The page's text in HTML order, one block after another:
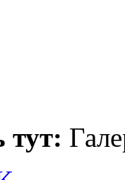
тут: